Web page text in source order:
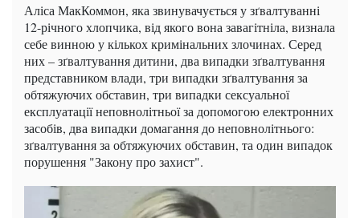
Аліса МакКоммон, яка звинувачується у зґвалтуванні
12-річного хлопчика, від якого вона завагітніла, визнала
себе винною у кількох кримінальних злочинах. Серед
них – зґвалтування дитини, два випадки зґвалтування
представником влади, три випадки зґвалтування за
обтяжуючих обставин, три випадки сексуальної
експлуатації неповнолітньої за допомогою електронних
засобів, два випадки домагання до неповнолітнього:
зґвалтування за обтяжуючих обставин, та один випадок
порушення "Закону про захист".